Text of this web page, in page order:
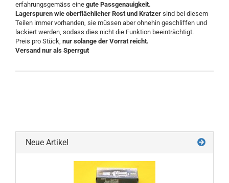
erfahrungsgemäss eine gute Passgenauigkeit.
Lagerspuren wie oberflächlicher Rost und Kratzer sind bei diesem
Teilen immer vorhanden, sie müssen aber ohnehin geschliffen und
lackiert werden, sodass dies nicht die Funktion beeinträchtigt.
Preis pro Stück, nur solange der Vorrat reicht.
Versand nur als Sperrgut
Neue Artikel